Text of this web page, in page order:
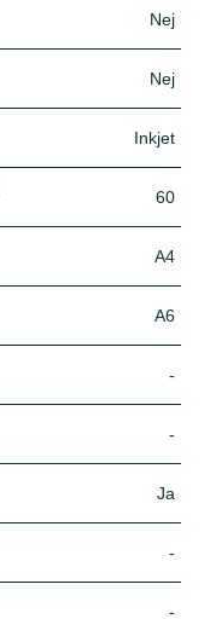
Nej
Nej
Inkjet
60
A4
A6
-
-
Ja
-
-